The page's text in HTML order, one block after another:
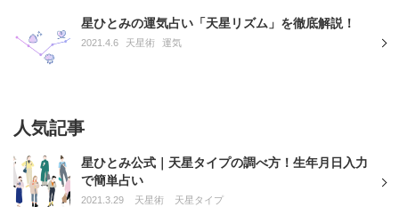
星ひとみの運気占い「天星リズム」を徹底解説！
2021.4.6 天星術 運気
人気記事
星ひとみ公式｜天星タイプの調べ方！生年月日入力
で簡単占い
2021.3.29 天星術 天星タイプ